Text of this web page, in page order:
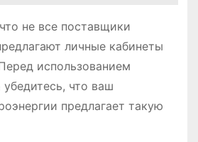
не все поставщики
личные кабинеты
использованием
убедитесь, что ваш
предлагает такую